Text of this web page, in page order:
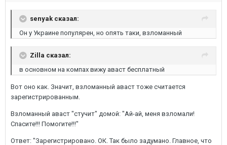
senyak сказал:
Он у Украине популярен, но опять таки, взломанный
Zilla сказал:
в основном на компах вижу аваст бесплатный
Вот оно как. Значит, взломанный аваст тоже считается
зарегистрированным.
Взломанный аваст "стучит" домой: "Ай-ай, меня взломали!
Спасите!!! Помогите!!!"
Ответ: "Зарегистрировано. ОК. Так было задумано. Главное, что